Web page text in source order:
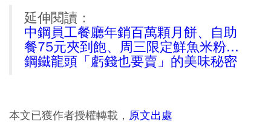
延伸閱讀：
中鋼員工餐廳年銷百萬顆月餅、自助
餐75元夾到飽、周三限定鮮魚米粉...
鋼鐵龍頭「虧錢也要賣」的美味秘密
本文已獲作者授權轉載， 原文出處